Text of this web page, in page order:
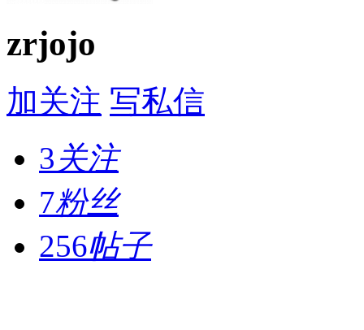
zrjojo
加关注 写私信
3关注
7粉丝
256帖子